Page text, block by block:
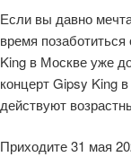
Если вы давно
время
King в Москве уже
концерт Gipsy King
действуют
Приходите 31 мая